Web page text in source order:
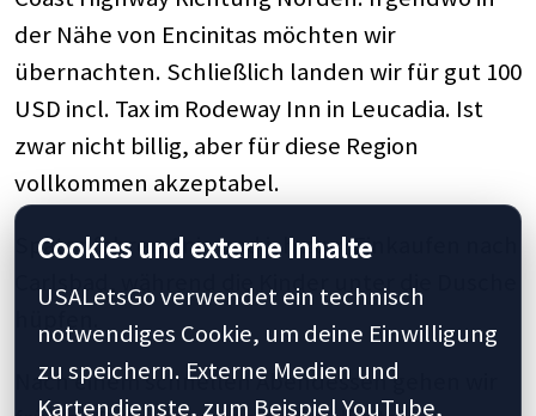
der Nähe von Encinitas möchten wir
übernachten. Schließlich landen wir für gut 100
USD incl. Tax im Rodeway Inn in Leucadia. Ist
zwar nicht billig, aber für diese Region
vollkommen akzeptabel.
Später fahren Anja und ich zum Einkaufen nach
Carlsbad, während die Kinder unter die Dusche
hüpfen.
Nach einem schnellen Abendessen gehen wir
Cookies und externe Inhalte
USALetsGo verwendet ein technisch
notwendiges Cookie, um deine Einwilligung
zu speichern. Externe Medien und
Kartendienste, zum Beispiel YouTube,